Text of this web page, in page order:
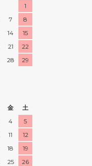
1
7
8
14
15
21
22
28
29
金
土
4
5
11
12
18
19
25
26